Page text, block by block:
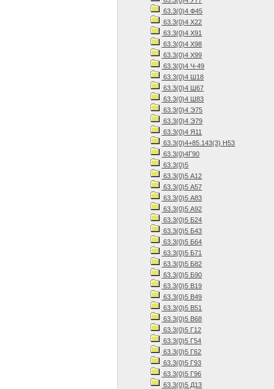
63.3(0)4 Ф45
63.3(0)4 Х22
63.3(0)4 Х91
63.3(0)4 Х98
63.3(0)4 Х99
63.3(0)4 Ч-49
63.3(0)4 Ш18
63.3(0)4 Ш67
63.3(0)4 Ш83
63.3(0)4 Э75
63.3(0)4 Э79
63.3(0)4 Я11
63.3(0)4+85.143(3) Н53
63.3(0)4Г90
63.3(0)5
63.3(0)5 А12
63.3(0)5 А57
63.3(0)5 А83
63.3(0)5 А92
63.3(0)5 Б24
63.3(0)5 Б43
63.3(0)5 Б64
63.3(0)5 Б71
63.3(0)5 Б82
63.3(0)5 Б90
63.3(0)5 В19
63.3(0)5 В49
63.3(0)5 В51
63.3(0)5 В68
63.3(0)5 Г12
63.3(0)5 Г54
63.3(0)5 Г62
63.3(0)5 Г93
63.3(0)5 Г96
63.3(0)5 Д13